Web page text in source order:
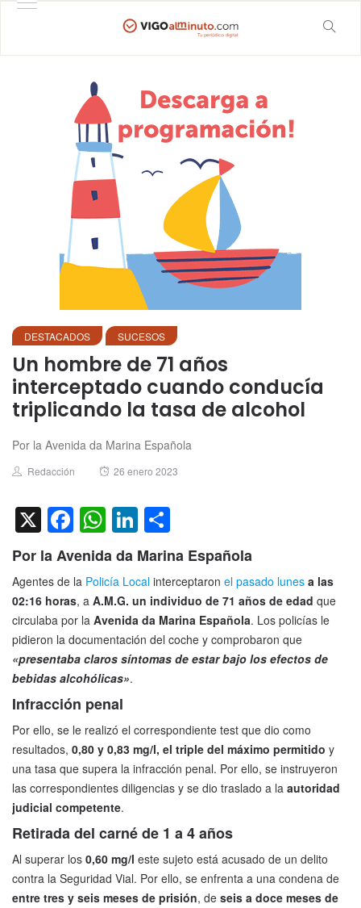
DESTACADOS SUCESOS
Un hombre de 71 años
interceptado cuando conducía
triplicando la tasa de alcohol
Por la Avenida da Marina Española
Author
Redacción
Posted
26 enero 2023
X Facebook
WhatsApp
LinkedIn
Por la Avenida da Marina Española
Agentes de la Policía Local interceptaron el pasado lunes a las
02:16 horas, a A.M.G. un individuo de 71 años de edad que
circulaba por la Avenida da Marina Española. Los policías le
pidieron la documentación del coche y comprobaron que
«presentaba claros síntomas de estar bajo los efectos de
bebidas alcohólicas».
Infracción penal
Por ello, se le realizó el correspondiente test que dio como
resultados, 0,80 y 0,83 mg/l, el triple del máximo permitido y
una tasa que supera la infracción penal. Por ello, se instruyeron
las correspondientes diligencias y se dio traslado a la autoridad
judicial competente.
Retirada del carné de 1 a 4 años
Al superar los 0,60 mg/l este sujeto está acusado de un delito
contra la Seguridad Vial. Por ello, se enfrenta a una condena de
entre tres y seis meses de prisión, de seis a doce meses de